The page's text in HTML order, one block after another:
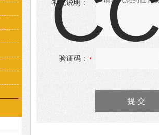
补充说明：
验证码：